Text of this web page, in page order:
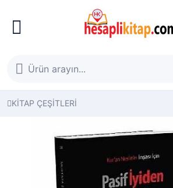
KİTAP ÇEŞİTLERİ